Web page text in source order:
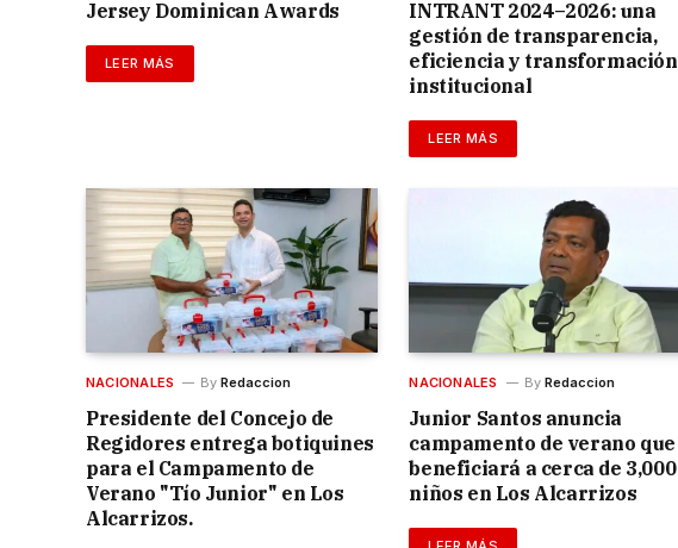
Jersey Dominican Awards
LEER MÁS
INTRANT 2024–2026: una
gestión de transparencia,
eficiencia y transformación
institucional
LEER MÁS
NACIONALES By Redaccion
Presidente del Concejo de
Regidores entrega botiquines
para el Campamento de
Verano "Tío Junior" en Los
Alcarrizos.
NACIONALES By Redaccion
Junior Santos anuncia
campamento de verano que
beneficiará a cerca de 3,000
niños en Los Alcarrizos